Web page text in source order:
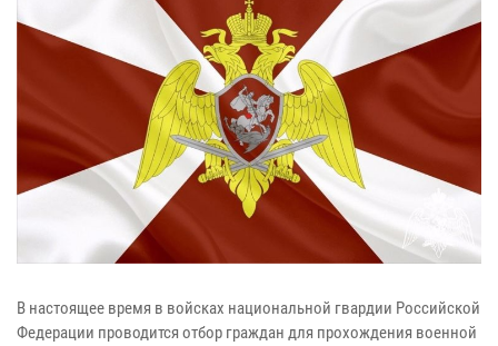
В настоящее время в войсках национальной гвардии Российской
Федерации проводится отбор граждан для прохождения военной